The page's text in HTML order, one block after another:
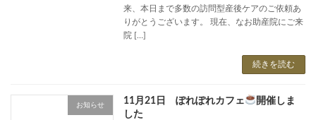
来、本日まで多数の訪問型産後ケアのご依頼あ
りがとうございます。 現在、なお助産院にご来
院 […]
続きを読む
お知らせ 11月21日 ぽれぽれカフェ
開催しま
した